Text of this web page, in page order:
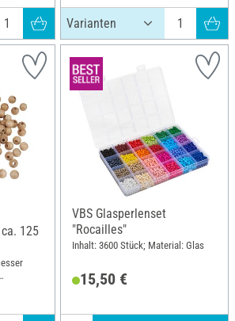
125
VBS Glasperlenset
"Rocailles"
Inhalt: 3600 Stück; Material: Glas
15,50 €